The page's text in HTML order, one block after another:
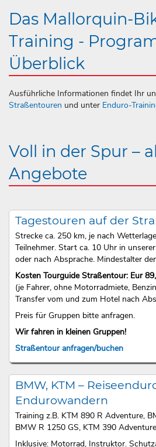
Das Mallorquin-
Training -
Überblick
Ausführliche Informationen findet Ihr
Straßentouren und unter Enduro-
Voll in der Spur –
Angebote
Tagestouren auf der
Strecke ca. 250 km, je nach
Teilnehmer. Start ca. 10 Uhr in
oder nach Absprache. Mindestalter
Kosten Tourguide Straßentour: Eur
(je Fahrer, ohne Motorradmiete,
Transfer vom und zum Hotel nach
Preis für Gruppen bitte anfragen.
Wir fahren in kleinen Gruppen!
Straßentour anfragen/buchen
BMW, KTM –
Endurowandern
Training z.B. KTM 890 R Adventure,
BMW R 1250 GS, KTM 390
Inklusive: Motorrad, Instruktor.